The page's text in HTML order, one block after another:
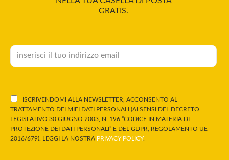
GRATIS.
ISCRIVENDOMI ALLA NEWSLETTER, ACCONSENTO AL
TRATTAMENTO DEI MIEI DATI PERSONALI (AI SENSI DEL DECRETO
LEGISLATIVO 30 GIUGNO 2003, N. 196 “CODICE IN MATERIA DI
PROTEZIONE DEI DATI PERSONALI” E DEL GDPR, REGOLAMENTO UE
2016/679). LEGGI LA NOSTRA PRIVACY POLICY.